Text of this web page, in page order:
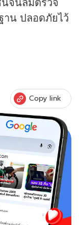
น ปลอดภัยไว้
Copy link